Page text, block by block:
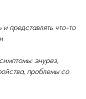
представлять что-то
энурез,
проблемы со